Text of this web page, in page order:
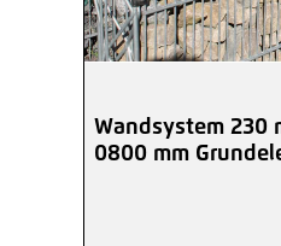
Wandsystem 230
0800 mm